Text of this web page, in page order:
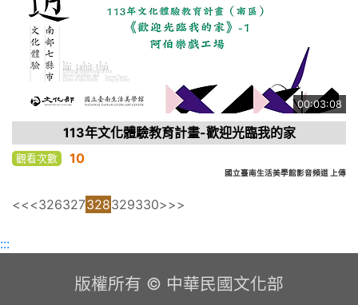
00:03:08
113年文化體驗教育計畫-歡迎光臨我的家
觀看次數 10
國立臺南生活美學館影音頻道 上傳
<<<326327328329330>>>
:::
版權所有 © 中華民國文化部